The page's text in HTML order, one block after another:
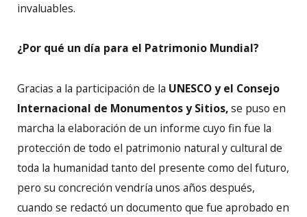
invaluables.
¿Por qué un día para el Patrimonio Mundial?
Gracias a la participación de la UNESCO y el Consejo
Internacional de Monumentos y Sitios,se puso en
marcha la elaboración de un informe cuyo fin fue la
protección de todo el patrimonio natural y cultural de
toda la humanidad tanto del presente como del futuro,
pero su concreción vendría unos años después,
cuando se redactó un documento que fue aprobado en